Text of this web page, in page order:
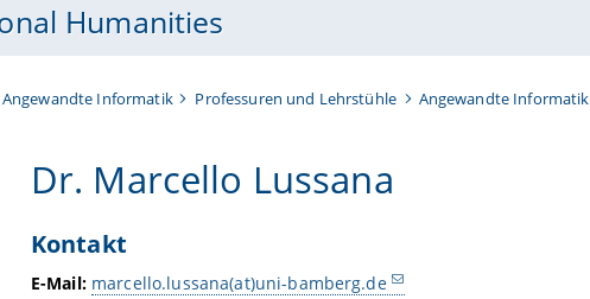
Humanities
Informatik Professuren und Lehrstühle Angewandte Informatik
Dr. Marcello Lussana
Kontakt
E-Mail: marcello.lussana(at)uni-bamberg.de